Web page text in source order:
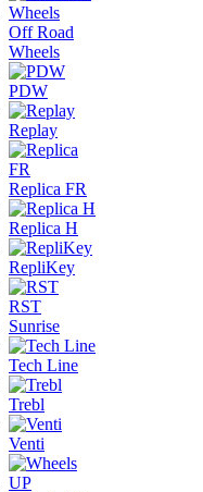
Off Road
Wheels
PDW
Replay
Replica FR
Replica H
RepliKey
RST
Sunrise
Tech Line
Trebl
Venti